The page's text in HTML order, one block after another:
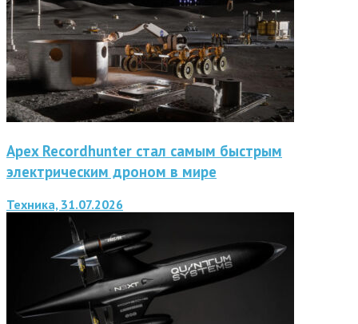
Apex Recordhunter стал самым быстрым
электрическим дроном в мире
Техника, 31.07.2026